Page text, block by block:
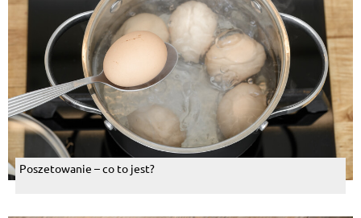
Poszetowanie – co to jest?